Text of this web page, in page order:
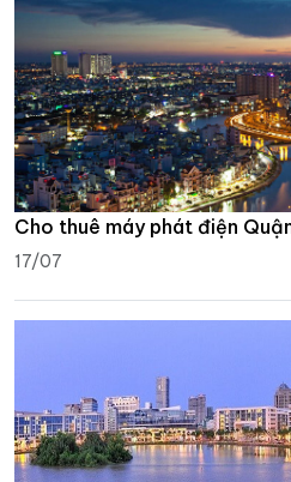
Cho thuê máy phát điện
17/07